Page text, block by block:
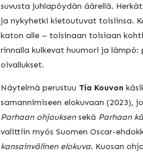
suvusta juhlapöydän äärellä.
ja nykyhetki kietoutuvat toisiinsa.
katon alle – toisinaan toisiaan
rinnalla kulkevat huumori ja lämpö:
oivallukset.
Näytelmä perustuu Tia Kouvon
samannimiseen elokuvaan (2023),
Parhaan ohjauksensekä Parhaan
valittiin myös Suomen Oscar-
kansainvälinen elokuva. Kuosan